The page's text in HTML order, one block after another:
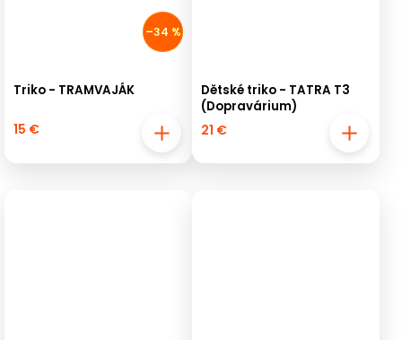
–34 %
Triko - TRAMVAJÁK
15 €
Dětské triko - TATRA T3
(Dopravárium)
21 €